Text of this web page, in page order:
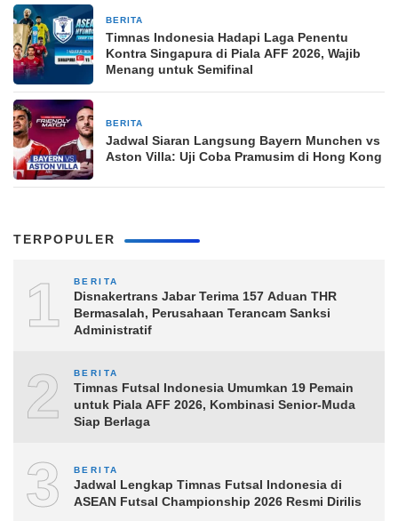
BERITA
Timnas Indonesia Hadapi Laga Penentu
Kontra Singapura di Piala AFF 2026, Wajib
Menang untuk Semifinal
BERITA
Jadwal Siaran Langsung Bayern Munchen vs
Aston Villa: Uji Coba Pramusim di Hong Kong
TERPOPULER
1 BERITA
Disnakertrans Jabar Terima 157 Aduan THR
Bermasalah, Perusahaan Terancam Sanksi
Administratif
2 BERITA
Timnas Futsal Indonesia Umumkan 19 Pemain
untuk Piala AFF 2026, Kombinasi Senior-Muda
Siap Berlaga
3 BERITA
Jadwal Lengkap Timnas Futsal Indonesia di
ASEAN Futsal Championship 2026 Resmi Dirilis